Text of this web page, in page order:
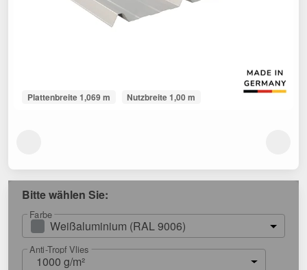
Plattenbreite 1,069 m Nutzbreite 1,00 m
Bitte wählen Sie:
Farbe
Weißaluminium (RAL 9006)
Anti-Tropf Vlies
1000 g/m²